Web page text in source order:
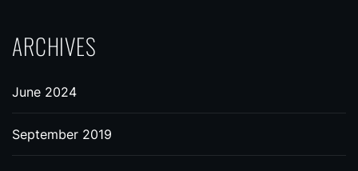
ARCHIVES
June 2024
September 2019